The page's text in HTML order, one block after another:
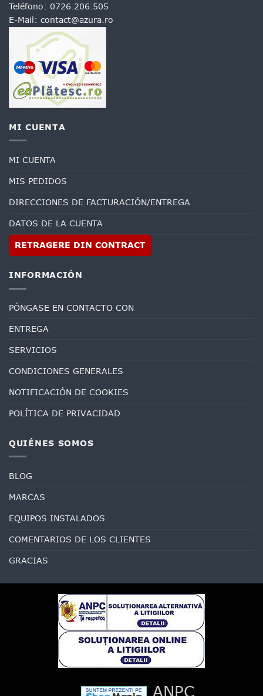
Teléfono: 0726.206.505
E-Mail: contact@azura.ro
MI CUENTA
MI CUENTA
MIS PEDIDOS
DIRECCIONES DE FACTURACIÓN/ENTREGA
DATOS DE LA CUENTA
RETRAGERE DIN CONTRACT
INFORMACIÓN
PÓNGASE EN CONTACTO CON
ENTREGA
SERVICIOS
CONDICIONES GENERALES
NOTIFICACIÓN DE COOKIES
POLÍTICA DE PRIVACIDAD
QUIÉNES SOMOS
BLOG
MARCAS
EQUIPOS INSTALADOS
COMENTARIOS DE LOS CLIENTES
GRACIAS
ANPC